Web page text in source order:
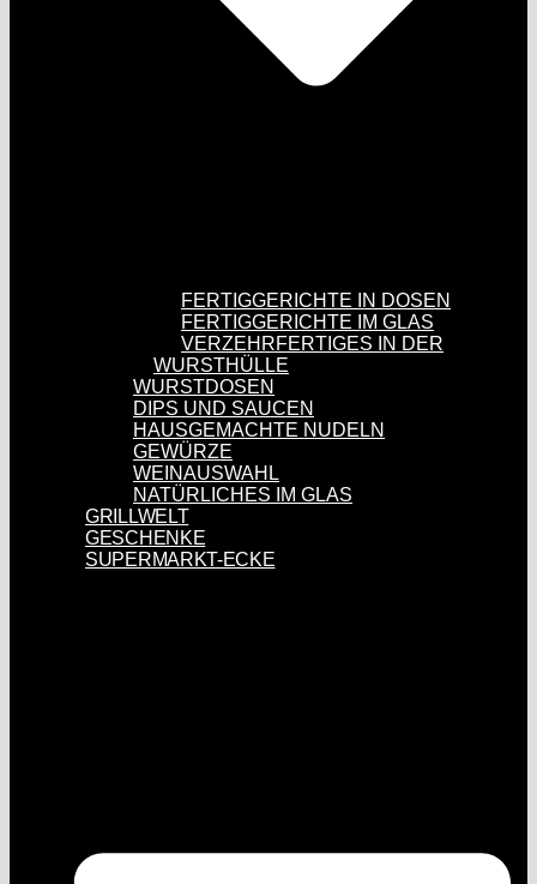
FERTIGGERICHTE IN DOSEN
FERTIGGERICHTE IM GLAS
VERZEHRFERTIGES IN DER
WURSTHÜLLE
WURSTDOSEN
DIPS UND SAUCEN
HAUSGEMACHTE NUDELN
GEWÜRZE
WEINAUSWAHL
NATÜRLICHES IM GLAS
GRILLWELT
GESCHENKE
SUPERMARKT-ECKE